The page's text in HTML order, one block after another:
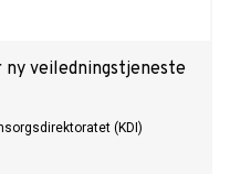
veiledningstjeneste
(KDI)